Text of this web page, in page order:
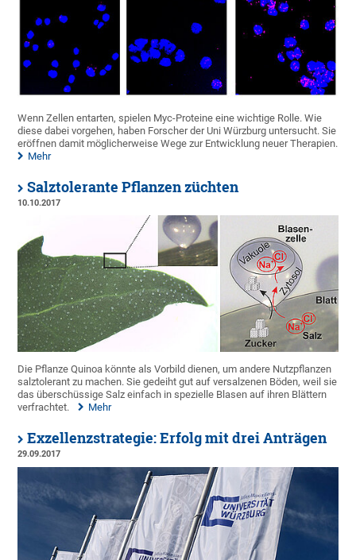
Wenn Zellen entarten, spielen Myc-Proteine eine wichtige Rolle. Wie
diese dabei vorgehen, haben Forscher der Uni Würzburg untersucht. Sie
eröffnen damit möglicherweise Wege zur Entwicklung neuer Therapien.
Mehr
Salztolerante Pflanzen züchten
10.10.2017
Die Pflanze Quinoa könnte als Vorbild dienen, um andere Nutzpflanzen
salztolerant zu machen. Sie gedeiht gut auf versalzenen Böden, weil sie
das überschüssige Salz einfach in spezielle Blasen auf ihren Blättern
verfrachtet.
Mehr
Exzellenzstrategie: Erfolg mit drei Anträgen
29.09.2017